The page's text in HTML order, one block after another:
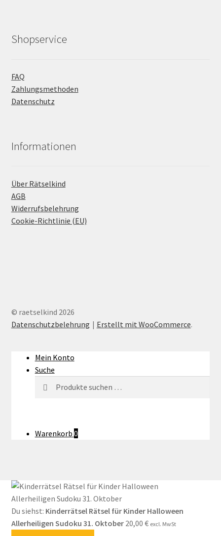
Shopservice
FAQ
Zahlungsmethoden
Datenschutz
Informationen
Über Rätselkind
AGB
Widerrufsbelehrung
Cookie-Richtlinie (EU)
© raetselkind 2026
Datenschutzbelehrung
Erstellt mit WooCommerce.
Mein Konto
Suche
Warenkorb 0
Du siehst: Kinderrätsel Rätsel für Kinder Halloween
Allerheiligen Sudoku 31. Oktober 20,00 € excl. MwSt